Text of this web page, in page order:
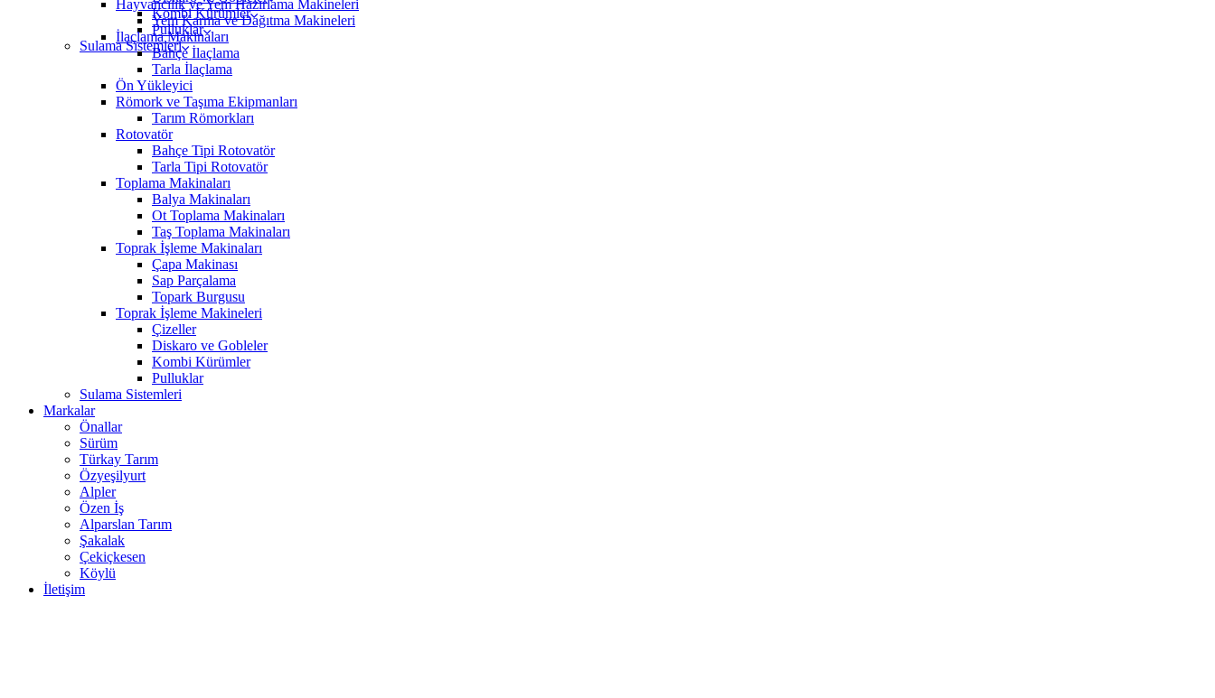
Kombi Kürümler
Pulluklar
Sulama Sistemleri
Hayvancılık ve Yem Hazırlama Makineleri
Yem Karma ve Dağıtma Makineleri
İlaçlama Makinaları
Bahçe İlaçlama
Tarla İlaçlama
Ön Yükleyici
Römork ve Taşıma Ekipmanları
Tarım Römorkları
Rotovatör
Bahçe Tipi Rotovatör
Tarla Tipi Rotovatör
Toplama Makinaları
Balya Makinaları
Ot Toplama Makinaları
Taş Toplama Makinaları
Toprak İşleme Makinaları
Çapa Makinası
Sap Parçalama
Topark Burgusu
Toprak İşleme Makineleri
Çizeller
Diskaro ve Gobleler
Kombi Kürümler
Pulluklar
Sulama Sistemleri
Markalar
Önallar
Sürüm
Türkay Tarım
Özyeşilyurt
Alpler
Özen İş
Alparslan Tarım
Şakalak
Çekiçkesen
Köylü
İletişim